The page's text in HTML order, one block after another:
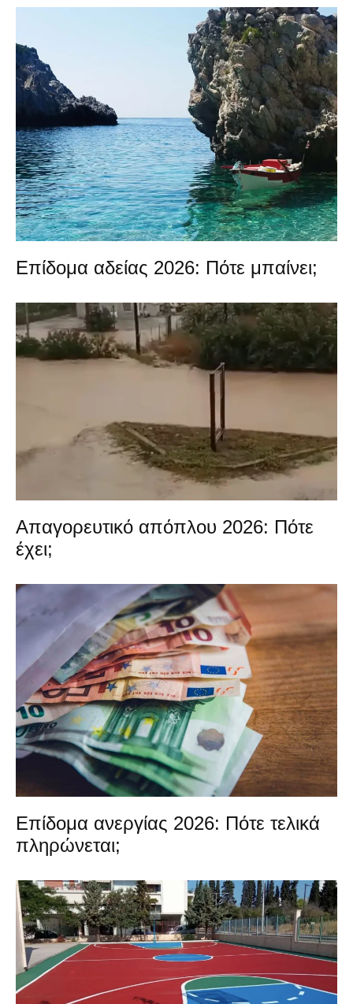
Επίδομα αδείας 2026: Πότε μπαίνει;
Απαγορευτικό απόπλου 2026: Πότε
έχει;
Επίδομα ανεργίας 2026: Πότε τελικά
πληρώνεται;